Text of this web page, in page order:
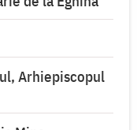
Arhiepiscopul